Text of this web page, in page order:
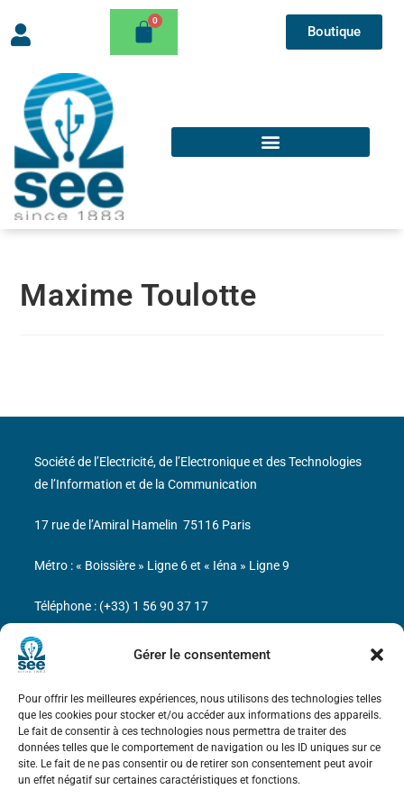
Gérer le consentement
Pour offrir les meilleures expériences, nous utilisons des technologies telles
que les cookies pour stocker et/ou accéder aux informations des appareils.
Le fait de consentir à ces technologies nous permettra de traiter des
données telles que le comportement de navigation ou les ID uniques sur ce
site. Le fait de ne pas consentir ou de retirer son consentement peut avoir
un effet négatif sur certaines caractéristiques et fonctions.
Boutique
Maxime Toulotte
Bicentenaire des découvertes d’André-
Marie Ampère
Mentions légales
Société de l’Electricité, de l’Electronique et des Technologies
de l’Information et de la Communication
17 rue de l’Amiral Hamelin 75116 Paris
Métro : « Boissière » Ligne 6 et « Iéna » Ligne 9
Téléphone : (+33) 1 56 90 37 17
N° de SIREN : 785 393 232, Code APE : 9412Z TVA intra-
communautaire : FR44 785 393 232